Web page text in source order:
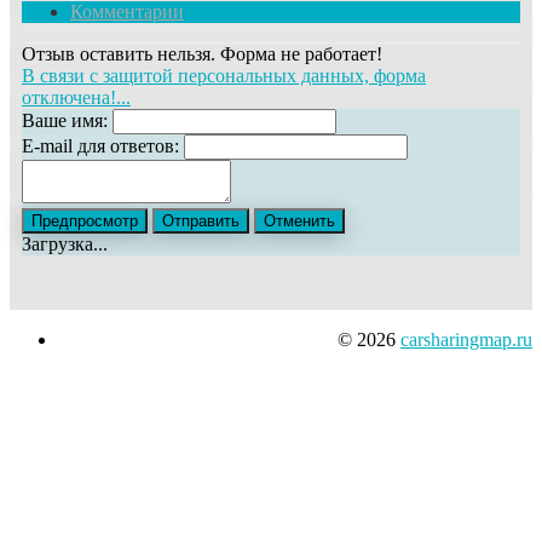
Комментарии
Отзыв оставить нельзя. Форма не работает!
В связи с защитой персональных данных, форма
отключена!...
Ваше имя:
E-mail для ответов:
Загрузка...
© 2026 carsharingmap.ru